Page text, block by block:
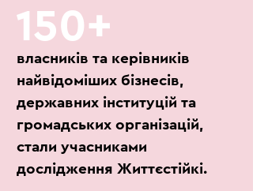
власників та керівників
найвідоміших бізнесів,
державних інституцій та
громадських організацій,
стали учасниками
дослідження Життєстійкі.
150+